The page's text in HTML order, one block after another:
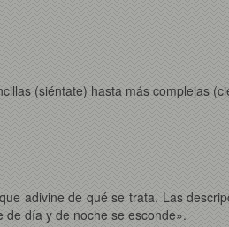
(siéntate) hasta más complejas
adivine de qué se trata. Las
de día y de noche se esconde».